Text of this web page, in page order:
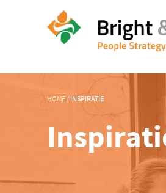
HOME/INSPIRATIE